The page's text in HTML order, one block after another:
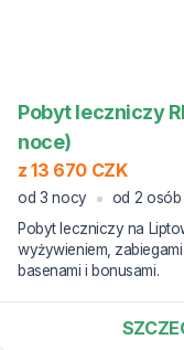
Pobyt leczniczy
noce)
z 13 670 CZK
od 3 nocy
od 2 osób
Pobyt leczniczy na
wyżywieniem,
basenami i bonusami.